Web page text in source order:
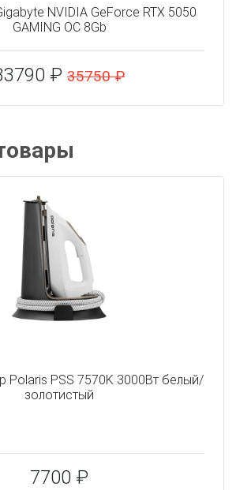
NVIDIA GeForce RTX 5050
GAMING OC 8Gb
₽ 35750 ₽
Polaris PSS 7570K 3000Вт белый/
золотистый
7700 ₽